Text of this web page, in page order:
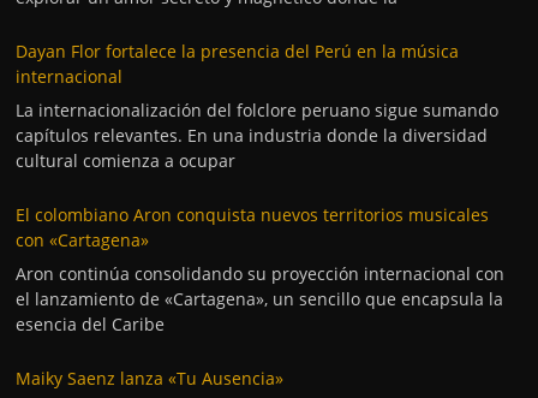
Dayan Flor fortalece la presencia del Perú en la música
internacional
La internacionalización del folclore peruano sigue sumando
capítulos relevantes. En una industria donde la diversidad
cultural comienza a ocupar
El colombiano Aron conquista nuevos territorios musicales
con «Cartagena»
Aron continúa consolidando su proyección internacional con
el lanzamiento de «Cartagena», un sencillo que encapsula la
esencia del Caribe
Maiky Saenz lanza «Tu Ausencia»